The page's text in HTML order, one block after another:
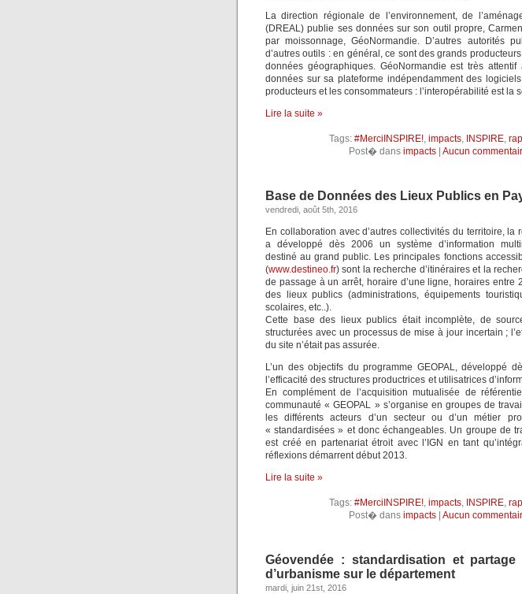
La direction régionale de l’environnement, de
(DREAL) publie ses données sur son outil propre,
par moissonnage, GéoNormandie. D’autres autorités
d’autres outils : en général, ce sont des grands
données géographiques. GéoNormandie est très
données sur sa plateforme indépendamment des
producteurs et les consommateurs : l’interopérabilité est la
Lire la suite »
Tags: #MerciINSPIRE!, impacts, INSPIRE,
Post� dans impacts Aucun
Base de Données des Lieux Publics en
vendredi, août 5th, 2016
En collaboration avec d’autres collectivités du territoire, la
a développé dès 2006 un système d’information
destiné au grand public. Les principales fonctions
(www.destineo.fr) sont la recherche d’itinéraires et la
de passage à un arrêt, horaire d’une ligne, horaires entre
des lieux publics (administrations, équipements
scolaires, etc..).
Cette base des lieux publics était incomplète, de
structurées avec un processus de mise à jour incertain ;
du site n’était pas assurée.
L’un des objectifs du programme GEOPAL, développé
l’efficacité des structures productrices et utilisatrices
En complément de l’acquisition mutualisée de
communauté « GEOPAL » s’organise en groupes de
les différents acteurs d’un secteur ou d’un métier
« standardisées » et donc échangeables. Un groupe de
est créé en partenariat étroit avec l’IGN en tant
réflexions démarrent début 2013.
Lire la suite »
Tags: #MerciINSPIRE!, impacts, INSPIRE,
Post� dans impacts Aucun
Géovendée : standardisation et
d’urbanisme sur le département
mardi, juin 21st, 2016